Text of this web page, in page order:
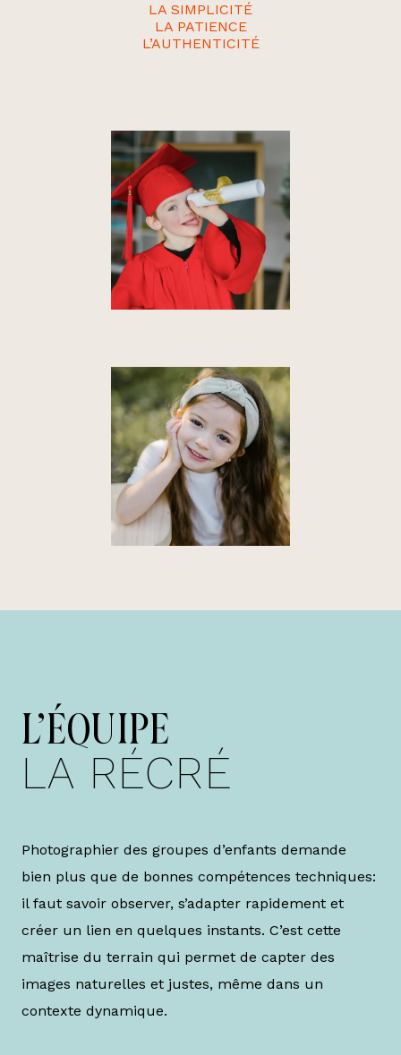
LA SIMPLICITÉ
LA PATIENCE
L’AUTHENTICITÉ
L’ÉQUIPE
LA RÉCRÉ
Photographier des groupes d’enfants demande
bien plus que de bonnes compétences techniques:
il faut savoir observer, s’adapter rapidement et
créer un lien en quelques instants. C’est cette
maîtrise du terrain qui permet de capter des
images naturelles et justes, même dans un
contexte dynamique.